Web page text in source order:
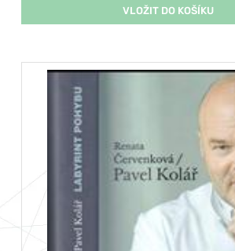
VLOŽIT DO KOŠÍKU